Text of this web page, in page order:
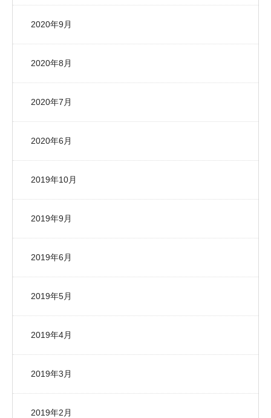
2020年9月
2020年8月
2020年7月
2020年6月
2019年10月
2019年9月
2019年6月
2019年5月
2019年4月
2019年3月
2019年2月